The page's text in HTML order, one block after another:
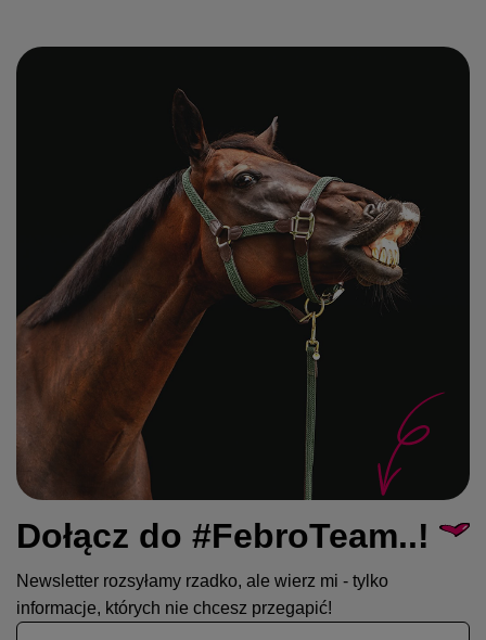
Dołącz do #FebroTeam..!
Newsletter rozsyłamy rzadko, ale wierz mi - tylko
informacje, których nie chcesz przegapić!